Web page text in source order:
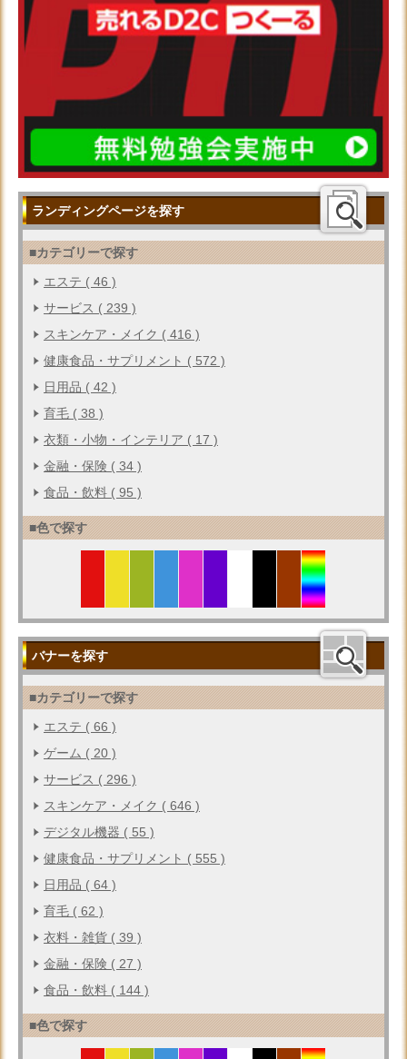
ランディングページを探す
■カテゴリーで探す
エステ ( 46 )
サービス ( 239 )
スキンケア・メイク ( 416 )
健康食品・サプリメント ( 572 )
日用品 ( 42 )
育毛 ( 38 )
衣類・小物・インテリア ( 17 )
金融・保険 ( 34 )
食品・飲料 ( 95 )
■色で探す
バナーを探す
■カテゴリーで探す
エステ ( 66 )
ゲーム ( 20 )
サービス ( 296 )
スキンケア・メイク ( 646 )
デジタル機器 ( 55 )
健康食品・サプリメント ( 555 )
日用品 ( 64 )
育毛 ( 62 )
衣料・雑貨 ( 39 )
金融・保険 ( 27 )
食品・飲料 ( 144 )
■色で探す